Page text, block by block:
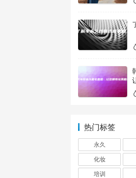
热门标签
永久
化妆
培训